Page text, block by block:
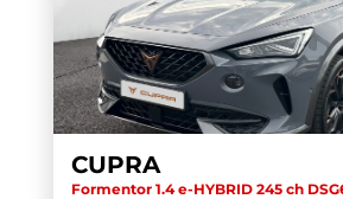
CUPRA
Formentor 1.4 e-HYBRID 245 ch